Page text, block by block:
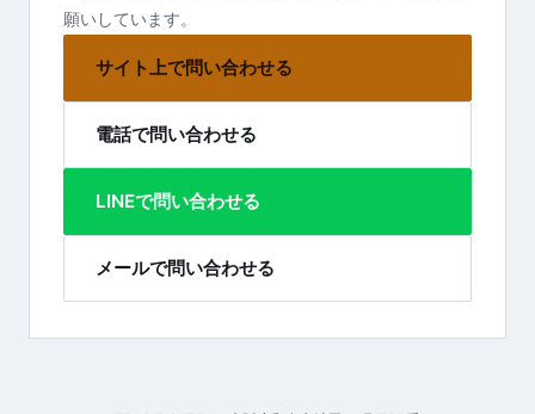
願いしています。
サイト上で問い合わせる
電話で問い合わせる
LINEで問い合わせる
メールで問い合わせる